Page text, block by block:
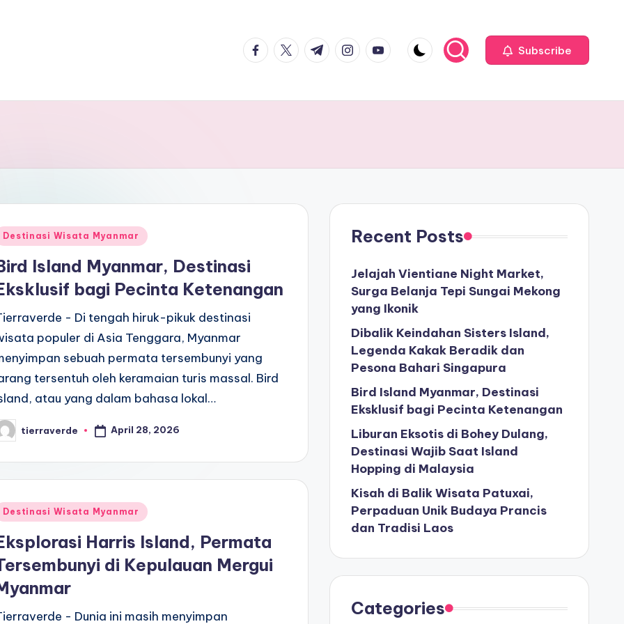
facebook.com
twitter.com
t.me instagram.com
youtube.com Subscribe
Destinasi Wisata Myanmar
Island Myanmar, Destinasi
bagi Pecinta Ketenangan
- Di tengah hiruk-pikuk destinasi
populer di Asia Tenggara, Myanmar
sebuah permata tersembunyi yang
tersentuh oleh keramaian turis massal. Bird
atau yang dalam bahasa lokal…
tierraverde April 28, 2026
Destinasi Wisata Myanmar
Harris Island, Permata
di Kepulauan Mergui
- Dunia ini masih menyimpan
Recent Posts
Jelajah Vientiane Night Market,
Surga Belanja Tepi Sungai Mekong
yang Ikonik
Dibalik Keindahan Sisters Island,
Legenda Kakak Beradik dan
Pesona Bahari Singapura
Bird Island Myanmar, Destinasi
Eksklusif bagi Pecinta Ketenangan
Liburan Eksotis di Bohey Dulang,
Destinasi Wajib Saat Island
Hopping di Malaysia
Kisah di Balik Wisata Patuxai,
Perpaduan Unik Budaya Prancis
dan Tradisi Laos
Categories